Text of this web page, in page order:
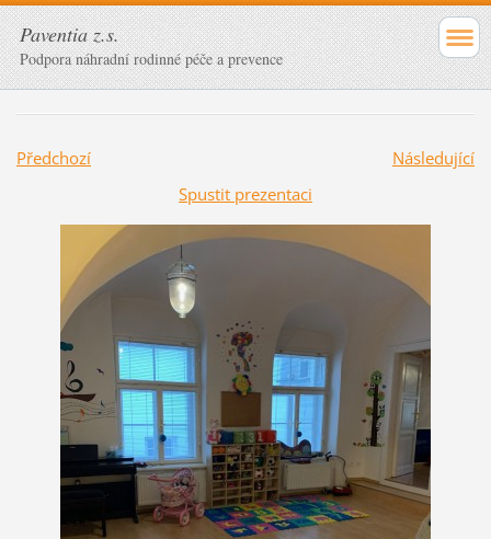
Paventia z.s.
Podpora náhradní rodinné péče a prevence
Předchozí
Následující
Spustit prezentaci